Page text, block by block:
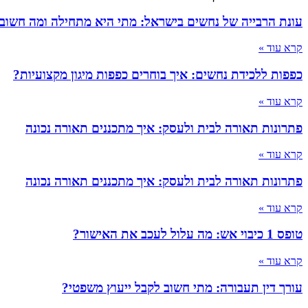
עונת הרבייה של נחשים בישראל: מתי היא מתחילה ומה
קרא עוד »
כפפות ללכידת נחשים: איך בוחרים כפפות מיגון מקצועיות?
קרא עוד »
פתרונות תאורה לבית ולעסק: איך מתכננים תאורה נכונה
קרא עוד »
פתרונות תאורה לבית ולעסק: איך מתכננים תאורה נכונה
קרא עוד »
טופס 1 כיבוי אש: מה עלול לעכב את האישור?
קרא עוד »
עורך דין תעבורה: מתי חשוב לקבל ייעוץ משפטי?